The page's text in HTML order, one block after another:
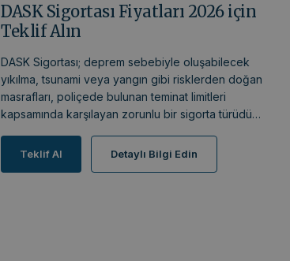
DASK Sigortası Fiyatları 2026 için
Teklif Alın
DASK Sigortası; deprem sebebiyle oluşabilecek
yıkılma, tsunami veya yangın gibi risklerden doğan
masrafları, poliçede bulunan teminat limitleri
kapsamında karşılayan zorunlu bir sigorta türüdür.
DASK hesaplama için aşağıda yer alan “beni
Teklif Al Detaylı Bilgi Edin